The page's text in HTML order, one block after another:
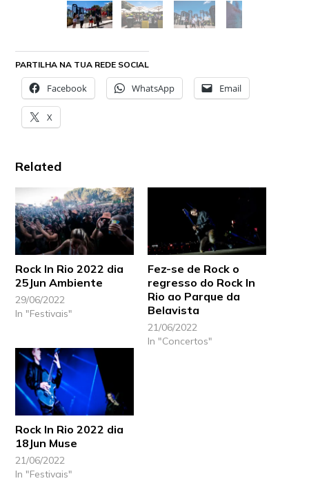
PARTILHA NA TUA REDE SOCIAL
Facebook WhatsApp Email
X
Related
Rock In Rio 2022 dia
25Jun Ambiente
29/06/2022
In "Festivais"
Fez-se de Rock o
regresso do Rock In
Rio ao Parque da
Belavista
21/06/2022
In "Concertos"
Rock In Rio 2022 dia
18Jun Muse
21/06/2022
In "Festivais"